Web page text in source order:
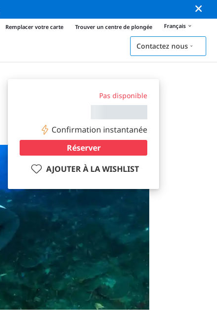
Remplacer votre carte Trouver un centre de plongée Français
Contactez nous
Pas disponible
Confirmation instantanée
Réserver
AJOUTER À LA WISHLIST